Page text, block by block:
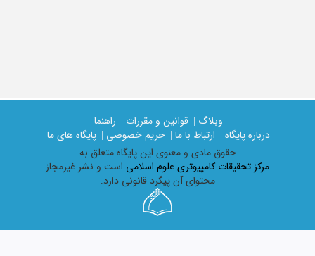
وبلاگ | قوانین و مقررات |
راهنما
درباره پایگاه |
ارتباط با ما | حریم خصوصی |
پایگاه های ما
حقوق مادی و معنوی اين پايگاه متعلق به
مرکز تحقیقات کامپیوتری علوم اسلامی است و نشر غیرمجاز
محتوای آن پیگرد قانونی دارد.